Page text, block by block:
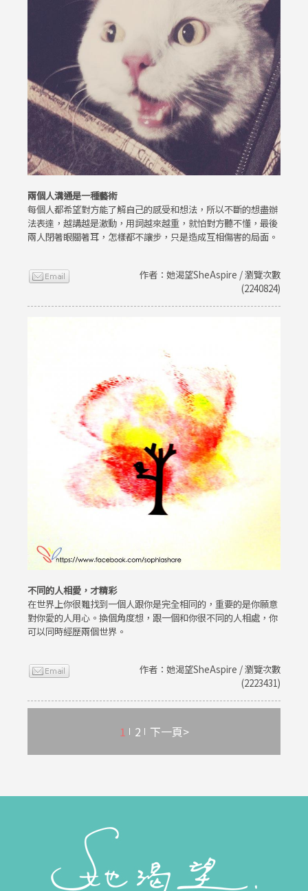
兩個人溝通是一種藝術
每個人都希望對方能了解自己的感受和想法，所以不斷的想盡辦
法表達，越講越是激動，用詞越來越重，就怕對方聽不懂，最後
兩人閉著眼關著耳，怎樣都不讓步，只是造成互相傷害的局面。
作者：她渴望SheAspire / 瀏覽次數
(2240824)
不同的人相愛，才精彩
在世界上你很難找到一個人跟你是完全相同的，重要的是你願意
對你愛的人用心。換個角度想，跟一個和你很不同的人相處，你
可以同時經歷兩個世界。
作者：她渴望SheAspire / 瀏覽次數
(2223431)
1 2 下一頁>